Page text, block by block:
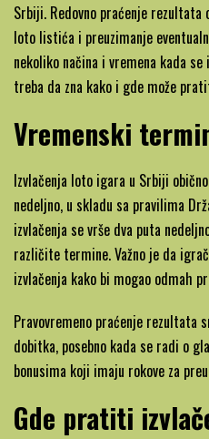
Srbiji. Redovno praćenje rezultata
loto listića i preuzimanje
nekoliko načina i vremena kada
treba da zna kako i gde može
Vremenski
Izvlačenja loto igara u Srbiji
nedeljno, u skladu sa pravilima
izvlačenja se vrše dva puta
različite termine. Važno je da
izvlačenja kako bi mogao odmah
Pravovremeno praćenje rezultata
dobitka, posebno kada se radi o
bonusima koji imaju rokove za
Gde pratiti